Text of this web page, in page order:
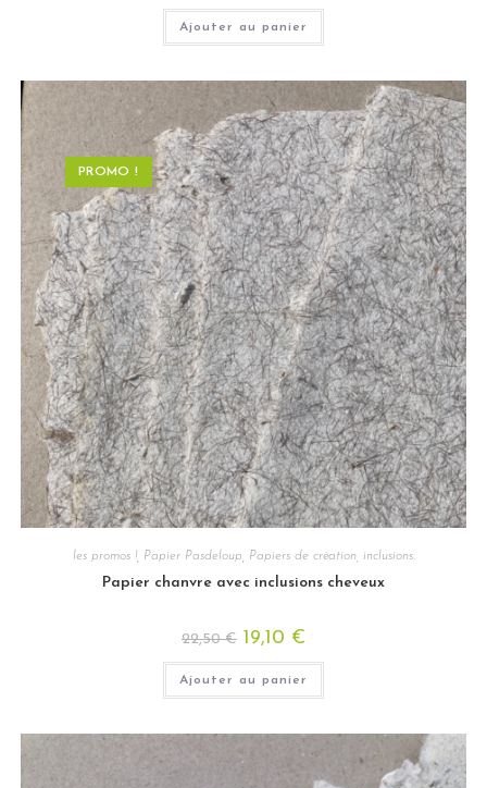
Ajouter au panier
PROMO !
les promos !, Papier Pasdeloup Papiers de création, inclusions.
Papier chanvre avec inclusions cheveux
22,50€ 19,10 €
Ajouter au panier